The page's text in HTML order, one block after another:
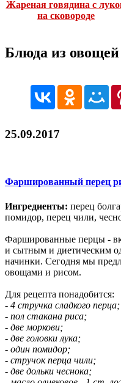
Жареная говядина с
на сковороде
Блюда из овощей
25.09.2017
Фаршированный перец
Ингредиенты: перец
помидор, перец чили,
Фаршированные перцы -
и сытным и диетическим
начинки. Сегодня мы
овощами и рисом.
Для рецепта понадобится:
- 4 стручка сладкого перца;
- пол стакана риса;
- две моркови;
- две головки лука;
- один помидор;
- стручок перца чили;
- две дольки чеснока;